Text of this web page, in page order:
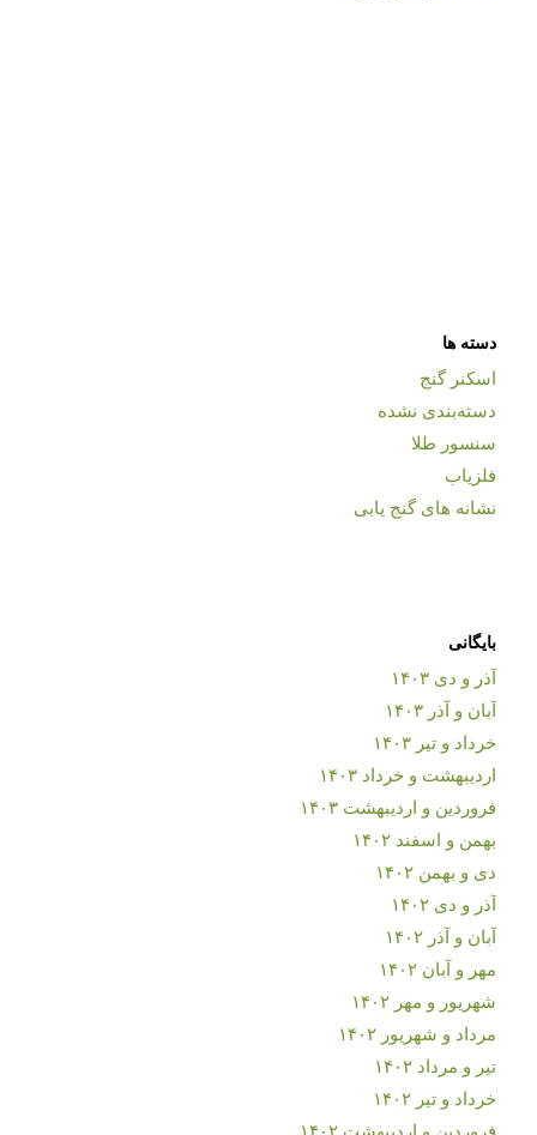
دسته ها
اسکنر گنج
دسته‌بندی نشده
سنسور طلا
فلزیاب
نشانه های گنج یابی
بایگانی
آذر و دی ۱۴۰۳
آبان و آذر ۱۴۰۳
خرداد و تیر ۱۴۰۳
اردیبهشت و خرداد ۱۴۰۳
فروردین و اردیبهشت ۱۴۰۳
بهمن و اسفند ۱۴۰۲
دی و بهمن ۱۴۰۲
آذر و دی ۱۴۰۲
آبان و آذر ۱۴۰۲
مهر و آبان ۱۴۰۲
شهریور و مهر ۱۴۰۲
مرداد و شهریور ۱۴۰۲
تیر و مرداد ۱۴۰۲
خرداد و تیر ۱۴۰۲